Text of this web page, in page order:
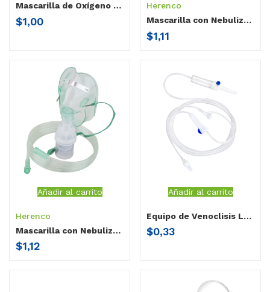
Mascarilla de Oxígeno Pediátrico Hospitalario
$1,00
Herenco
Mascarilla con Nebulizador Adulto
$1,11
Añadir al carrito
Herenco
Mascarilla con Nebulizador Pediátrica
$1,12
Añadir al carrito
Equipo de Venoclisis Luer Lock Fijo
$0,33